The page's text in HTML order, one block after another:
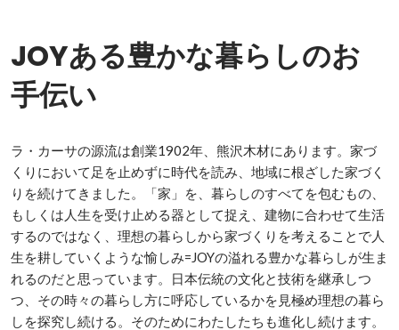
JOYある豊かな暮らしのお
手伝い
ラ・カーサの源流は創業1902年、熊沢木材にあります。家づ
くりにおいて足を止めずに時代を読み、地域に根ざした家づく
りを続けてきました。「家」を、暮らしのすべてを包むもの、
もしくは人生を受け止める器として捉え、建物に合わせて生活
するのではなく、理想の暮らしから家づくりを考えることで人
生を耕していくような愉しみ=JOYの溢れる豊かな暮らしが生ま
れるのだと思っています。日本伝統の文化と技術を継承しつ
つ、その時々の暮らし方に呼応しているかを見極め理想の暮ら
しを探究し続ける。そのためにわたしたちも進化し続けます。